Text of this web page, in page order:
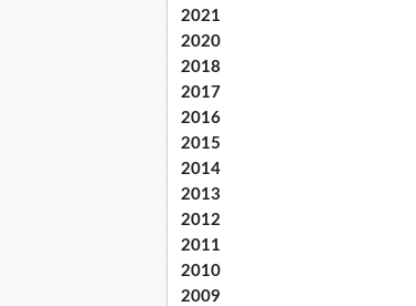
2021
2020
2018
2017
2016
2015
2014
2013
2012
2011
2010
2009